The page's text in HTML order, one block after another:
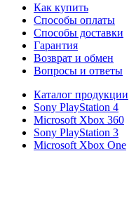
Как купить
Способы оплаты
Способы доставки
Гарантия
Возврат и обмен
Вопросы и ответы
Каталог продукции
Sony PlayStation 4
Microsoft Xbox 360
Sony PlayStation 3
Microsoft Xbox One